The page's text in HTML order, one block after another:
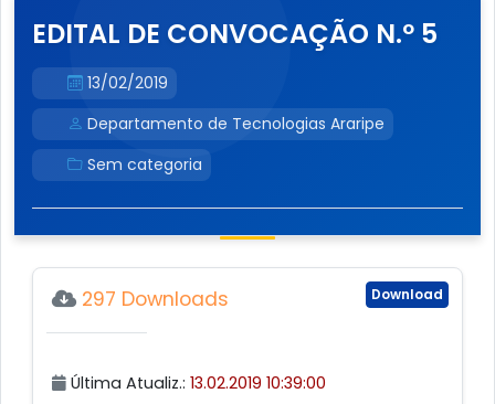
EDITAL DE CONVOCAÇÃO N.º 5
13/02/2019
Departamento de Tecnologias Araripe
Sem categoria
Download
297 Downloads
Última Atualiz.: 13.02.2019 10:39:00